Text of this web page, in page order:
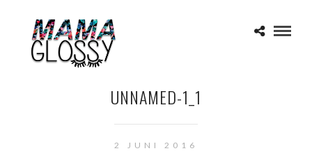
UNNAMED-1_1
2 JUNI 2016